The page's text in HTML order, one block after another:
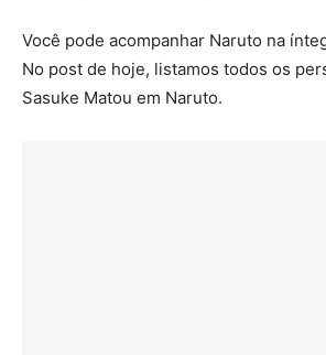
Você pode acompanhar Naruto na
No post de hoje, listamos todos os
Sasuke Matou em Naruto.